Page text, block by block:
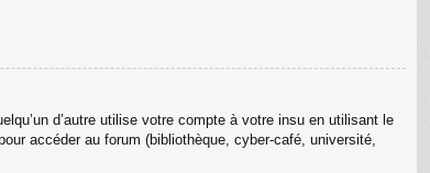
d’autre utilise votre compte à votre insu en utilisant le
accéder au forum (bibliothèque, cyber-café, université,